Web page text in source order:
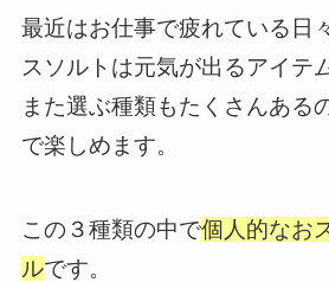
最近はお仕事で疲れている日
スソルトは元気が出るアイテ
また選ぶ種類もたくさんある
で楽しめます。
この３種類の中で個人的なお
ルです。